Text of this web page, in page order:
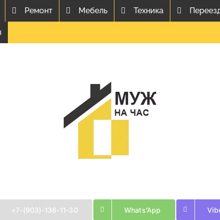
Ремонт Мебель Техника
+7-(903)-136-11-30 Whats’App